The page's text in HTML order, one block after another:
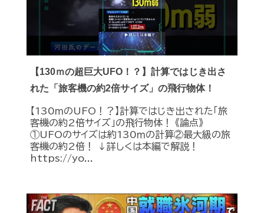
【130ｍの超巨大UFO！？】計算ではじき出さ
れた「旅客機の約2倍サイズ」の飛行物体！
【130ｍのUFO！？】計算ではじき出された「旅
客機の約2倍サイズ」の飛行物体！ 《論点》
①UFOのサイズは約130ｍの計算②最大級の旅
客機の約2倍！ ↓詳しくは本編で解説！
https://yo...